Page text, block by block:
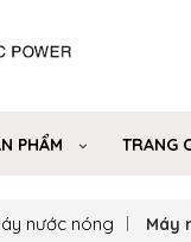
PHẨM TRANG
nước nóng Máy